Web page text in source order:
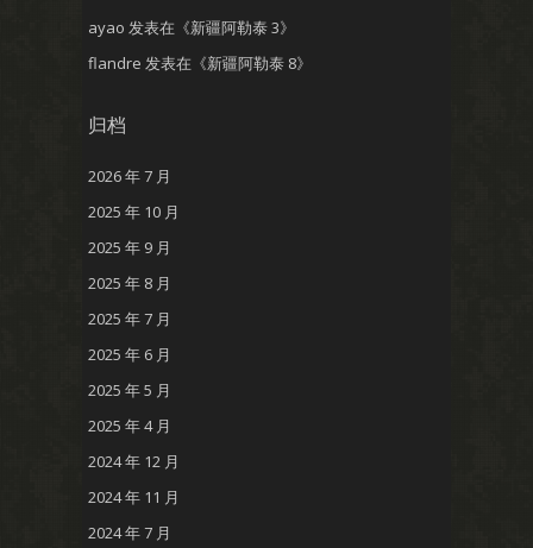
ayao 发表在《新疆阿勒泰 3》
flandre 发表在《新疆阿勒泰 8》
归档
2026 年 7 月
2025 年 10 月
2025 年 9 月
2025 年 8 月
2025 年 7 月
2025 年 6 月
2025 年 5 月
2025 年 4 月
2024 年 12 月
2024 年 11 月
2024 年 7 月